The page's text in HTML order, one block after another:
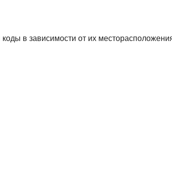
в зависимости от их